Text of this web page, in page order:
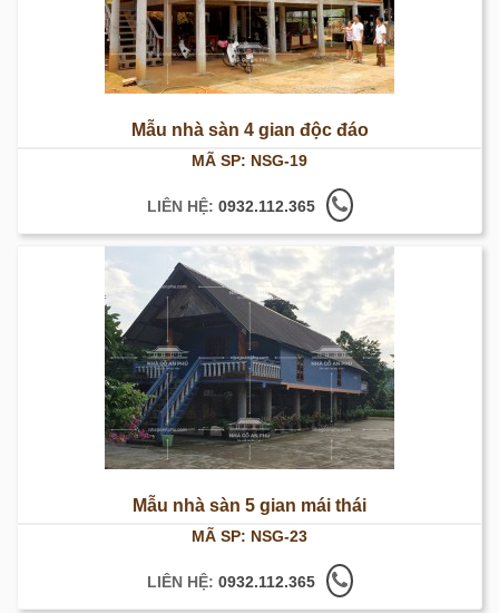
Mẫu nhà sàn 4 gian độc đáo
MÃ SP: NSG-19
LIÊN HỆ: 0932.112.365
Mẫu nhà sàn 5 gian mái thái
MÃ SP: NSG-23
LIÊN HỆ: 0932.112.365